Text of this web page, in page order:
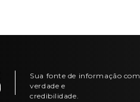
Sua fonte de informação com
verdade e
credibilidade.